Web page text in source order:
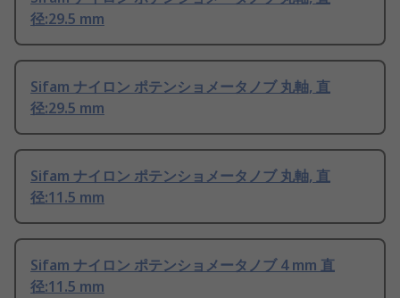
径:29.5 mm
Sifam ナイロン ポテンショメータノブ 丸軸, 直
径:29.5 mm
Sifam ナイロン ポテンショメータノブ 丸軸, 直
径:11.5 mm
Sifam ナイロン ポテンショメータノブ 4 mm 直
径:11.5 mm